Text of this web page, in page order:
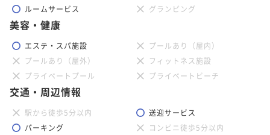
ルームサービス
グランピング
美容・健康
エステ・スパ施設
プールあり（屋内）
プールあり（屋外）
フィットネス施設
プライベートプール
プライベートビーチ
交通・周辺情報
駅から徒歩5分以内
送迎サービス
パーキング
コンビニ徒歩5分以内